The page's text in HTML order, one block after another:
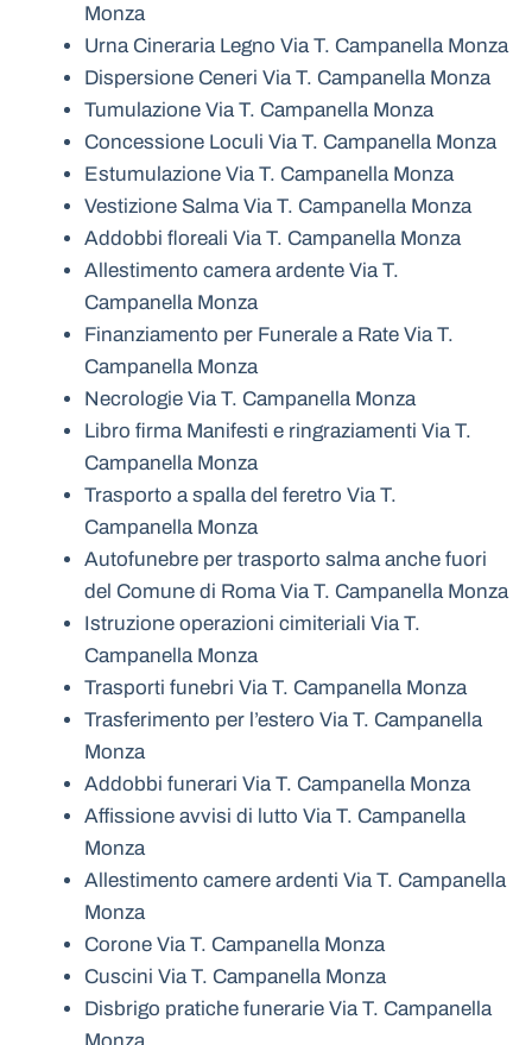
Monza
Urna Cineraria Legno Via T. Campanella Monza
Dispersione Ceneri Via T. Campanella Monza
Tumulazione Via T. Campanella Monza
Concessione Loculi Via T. Campanella Monza
Estumulazione Via T. Campanella Monza
Vestizione Salma Via T. Campanella Monza
Addobbi floreali Via T. Campanella Monza
Allestimento camera ardente Via T.
Campanella Monza
Finanziamento per Funerale a Rate Via T.
Campanella Monza
Necrologie Via T. Campanella Monza
Libro firma Manifesti e ringraziamenti Via T.
Campanella Monza
Trasporto a spalla del feretro Via T.
Campanella Monza
Autofunebre per trasporto salma anche fuori
del Comune di Roma Via T. Campanella Monza
Istruzione operazioni cimiteriali Via T.
Campanella Monza
Trasporti funebri Via T. Campanella Monza
Trasferimento per l’estero Via T. Campanella
Monza
Addobbi funerari Via T. Campanella Monza
Affissione avvisi di lutto Via T. Campanella
Monza
Allestimento camere ardenti Via T. Campanella
Monza
Corone Via T. Campanella Monza
Cuscini Via T. Campanella Monza
Disbrigo pratiche funerarie Via T. Campanella
Monza